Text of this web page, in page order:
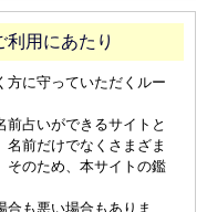
用にあたり
方に守っていただくルー
前占いができるサイトと
名前だけでなくさまざま
そのため、本サイトの鑑
も悪い場合もありま